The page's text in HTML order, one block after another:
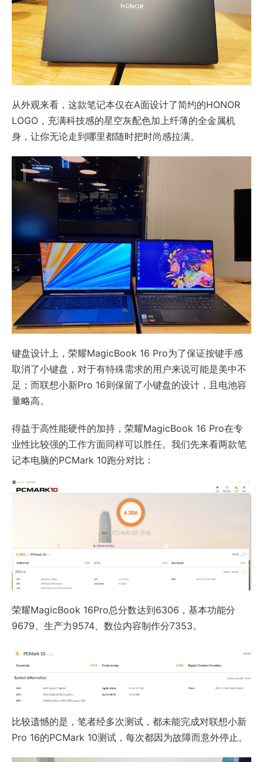
从外观来看，这款笔记本仅在A面设计了简约的HONOR
LOGO，充满科技感的星空灰配色加上纤薄的全金属机
身，让你无论走到哪里都随时把时尚感拉满。
键盘设计上，荣耀MagicBook 16 Pro为了保证按键手感
取消了小键盘，对于有特殊需求的用户来说可能是美中不
足；而联想小新Pro 16则保留了小键盘的设计，且电池容
量略高。
得益于高性能硬件的加持，荣耀MagicBook 16 Pro在专
业性比较强的工作方面同样可以胜任。我们先来看两款笔
记本电脑的PCMark 10跑分对比：
荣耀MagicBook 16Pro总分数达到6306，基本功能分
9679、生产力9574、数位内容制作分7353。
比较遗憾的是，笔者经多次测试，都未能完成对联想小新
Pro 16的PCMark 10测试，每次都因为故障而意外停止。